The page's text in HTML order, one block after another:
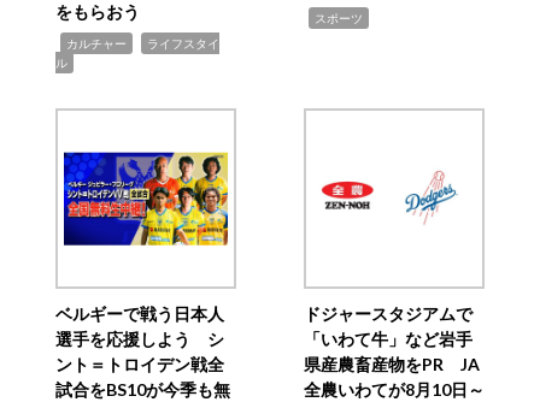
をもらおう
カルチャー
ライフスタイ
ル
スポーツ
ベルギーで戦う日本人
選手を応援しよう シ
ント＝トロイデン戦全
試合をBS10が今季も無
ドジャースタジアムで
「いわて牛」など岩手
県産農畜産物をPR JA
全農いわてが8月10日～